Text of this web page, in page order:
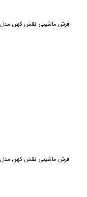
فرش ماشینی نقش کهن مدل 3385
فرش ماشینی نقش کهن مدل 3311